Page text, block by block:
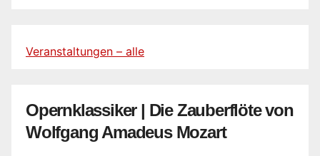
Veranstaltungen – alle
Opernklassiker | Die Zauberflöte von
Wolfgang Amadeus Mozart